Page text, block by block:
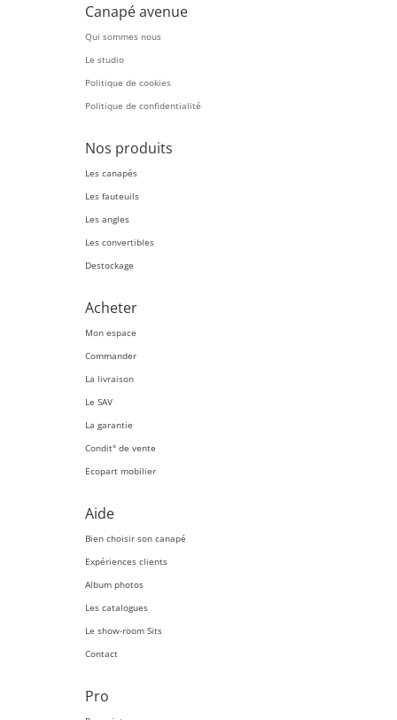
Canapé avenue
Qui sommes nous
Le studio
Politique de cookies
Politique de confidentialité
Nos produits
Les canapés
Les fauteuils
Les angles
Les convertibles
Destockage
Acheter
Mon espace
Commander
La livraison
Le SAV
La garantie
Condit° de vente
Ecopart mobilier
Aide
Bien choisir son canapé
Expériences clients
Album photos
Les catalogues
Le show-room Sits
Contact
Pro